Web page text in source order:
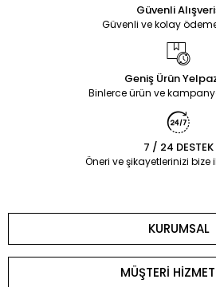
Güvenli
Güvenli ve kolay
Geniş Ürün
Binlerce ürün ve
7 / 24 DESTEK
Öneri ve şikayetlerinizi bize
KURUMSAL
MÜŞTERİ